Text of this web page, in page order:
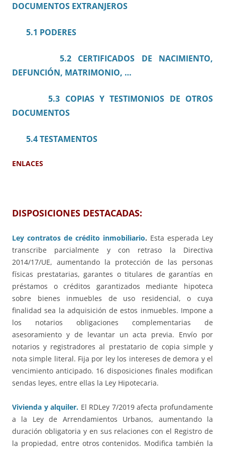
DOCUMENTOS EXTRANJEROS
5.1 PODERES
5.2 CERTIFICADOS DE NACIMIENTO,
DEFUNCIÓN, MATRIMONIO, …
5.3 COPIAS Y TESTIMONIOS DE OTROS
DOCUMENTOS
5.4 TESTAMENTOS
ENLACES
DISPOSICIONES DESTACADAS:
Ley contratos de crédito inmobiliario. Esta esperada Ley
transcribe parcialmente y con retraso la Directiva
2014/17/UE, aumentando la protección de las personas
físicas prestatarias, garantes o titulares de garantías en
préstamos o créditos garantizados mediante hipoteca
sobre bienes inmuebles de uso residencial, o cuya
finalidad sea la adquisición de estos inmuebles. Impone a
los notarios obligaciones complementarias de
asesoramiento y de levantar un acta previa. Envío por
notarios y registradores al prestatario de copia simple y
nota simple literal. Fija por ley los intereses de demora y el
vencimiento anticipado. 16 disposiciones finales modifican
sendas leyes, entre ellas la Ley Hipotecaria.
Vivienda y alquiler. El RDLey 7/2019 afecta profundamente
a la Ley de Arrendamientos Urbanos, aumentando la
duración obligatoria y en sus relaciones con el Registro de
la propiedad, entre otros contenidos. Modifica también la